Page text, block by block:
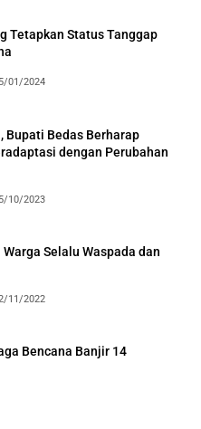
Tetapkan Status Tanggap
01/2024
Bupati Bedas Berharap
dengan Perubahan
10/2023
Warga Selalu Waspada dan
11/2022
Bencana Banjir 14